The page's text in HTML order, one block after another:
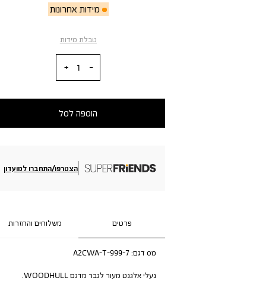
מידות אחרונות
טבלת מידות
הוספה לסל
הצטרפו/התחברו למועדון
פרטים משלוחים והחזרות
מס דגם:A2CWA-T-999-7
נעלי אלגנט מעור לגבר מדגם WOODHULL.